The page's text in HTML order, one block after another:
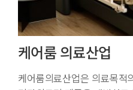
케어룸 의료산업
케어룸의료산업은 의료목적